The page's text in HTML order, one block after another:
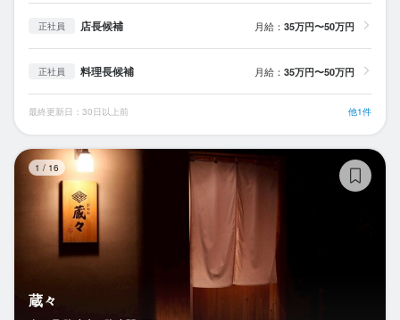
正社員 店長候補 月給： 35万円〜50万円
正社員 料理長候補 月給： 35万円〜50万円
最終更新日：30日以上前 他1件
1 / 16
蔵々